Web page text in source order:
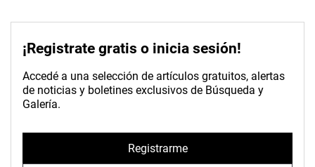
¡Registrate gratis o inicia sesión!
Accedé a una selección de artículos gratuitos, alertas
de noticias y boletines exclusivos de Búsqueda y
Galería.
Registrarme